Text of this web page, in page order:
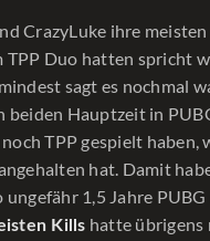
CrazyLuke ihre
TPP Duo hatten spricht
sagt es nochmal
beiden Hauptzeit in
TPP gespielt haben,
hat. Damit
1,5 Jahre PUBG
Kills hatte übrigens